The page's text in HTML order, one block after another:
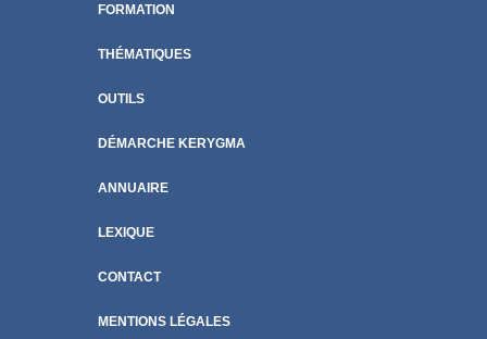
FORMATION
THÉMATIQUES
OUTILS
DÉMARCHE KERYGMA
ANNUAIRE
LEXIQUE
CONTACT
MENTIONS LÉGALES